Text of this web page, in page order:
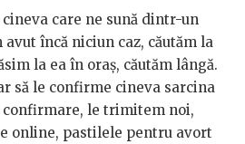
cineva care ne sună dintr-un
avut încă niciun caz, căutăm la
la ea în oraș, căutăm lângă.
să le confirme cineva sarcina
confirmare, le trimitem noi,
online, pastilele pentru avort